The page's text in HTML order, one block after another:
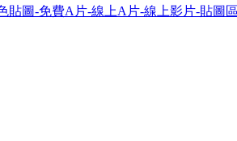
圖-免費A片-線上A片-線上影片-貼圖區